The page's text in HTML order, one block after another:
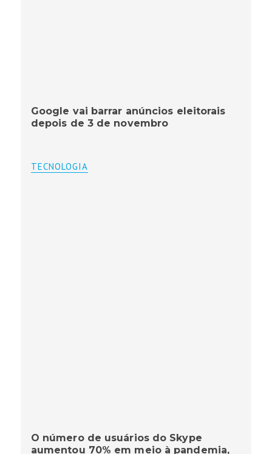
Google vai barrar anúncios eleitorais
depois de 3 de novembro
TECNOLOGIA
O número de usuários do Skype
aumentou 70% em meio à pandemia,